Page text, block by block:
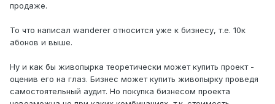
продаже.
То что написал wanderer относится уже к бизнесу, т.е. 10к
абонов и выше.
Ну и как бы живопырка теоретически может купить проект -
оценив его на глаз. Бизнес может купить живопырку проведя
самостоятельный аудит. Но покупка бизнесом проекта